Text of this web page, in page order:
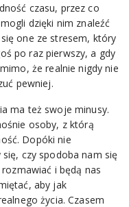
czasu, przez co
dzięki nim znaleźć
one ze stresem, który
po raz pierwszy, a gdy
że realnie nigdy nie
pewniej.
ma też swoje minusy.
osoby, z którą
Dopóki nie
czy spodoba nam się
i będą nas
aby jak
życia. Czasem